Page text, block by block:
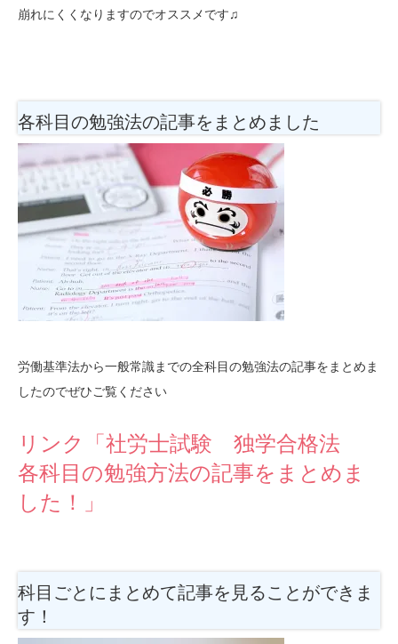
崩れにくくなりますのでオススメです♫
各科目の勉強法の記事をまとめました
労働基準法から一般常識までの全科目の勉強法の記事をまとめま
したのでぜひご覧ください
リンク「社労士試験 独学合格法
各科目の勉強方法の記事をまとめま
した！」
科目ごとにまとめて記事を見ることができま
す！